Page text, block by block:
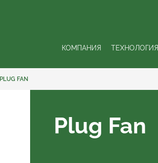
КОМПАНИЯ ТЕХНОЛОГИЯ
PLUG FAN
Plug Fan